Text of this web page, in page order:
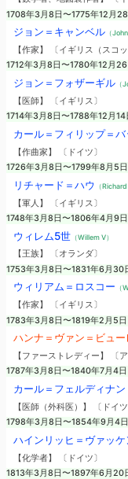
1708年3月8日〜1775年12月28
ジョン＝キャンベル（
【作家】 〔イギリス（スコ
1712年3月8日〜1780年12月26
ジョン＝フォザーギル（
【医師】 〔イギリス〕
1714年3月8日〜1788年12月14
カール＝フィリップ＝バ
【作曲家】 〔ドイツ〕
1726年3月8日〜1799年8月5日
リチャード＝ハウ （
【軍人】 〔イギリス〕
1748年3月8日〜1806年4月9日
ウィレム5世（Willem V）
【王族】 〔オランダ〕
1753年3月8日〜1831年6月30
ウィリアム＝ロスコー （
【作家】 〔イギリス〕
1783年3月8日〜1819年2月5日
ハンナ＝ヴァン＝ビュー
【ファーストレディー】 〔ア
1787年3月8日〜1840年7月4日
カール＝フェルディナ
【医師（外科医）】 〔ドイツ
1798年3月8日〜1854年9月4日
ハインリッヒ＝ヴァッ
【化学者】 〔ドイツ〕
1813年3月8日〜1897年6月20